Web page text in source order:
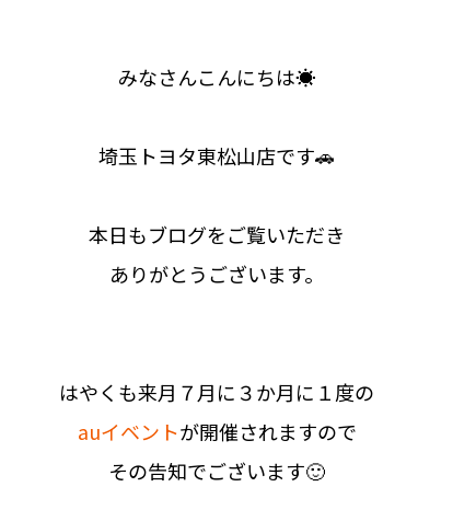
みなさんこんにちは☀
埼玉トヨタ東松山店です🚗
本日もブログをご覧いただき
ありがとうございます。
はやくも来月７月に３か月に１度の
auイベントが開催されますので
その告知でございます🙂